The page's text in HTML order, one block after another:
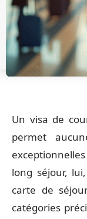
Un visa de
permet
long séjour,
carte de
catégories